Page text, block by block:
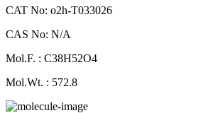
CAT No: o2h-T033026
CAS No: N/A
Mol.F. : C38H52O4
Mol.Wt. : 572.8